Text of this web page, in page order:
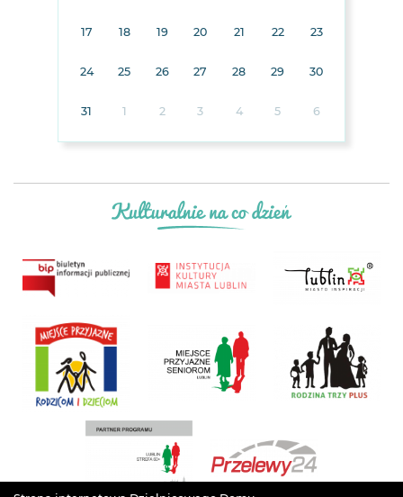
17 18 19 20 21 22 23
24 25 26 27 28 29 30
31 1 2 3 4 5 6